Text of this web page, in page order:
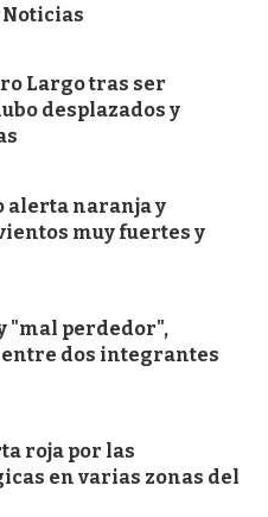
Largo tras ser
desplazados y
alerta naranja y
muy fuertes y
"mal perdedor",
dos integrantes
roja por las
en varias zonas del